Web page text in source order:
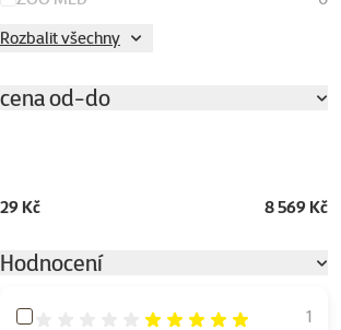
Rozbalit všechny
cena od-do
29 Kč 8 569 Kč
Hodnocení
Hodnocení 100%
1